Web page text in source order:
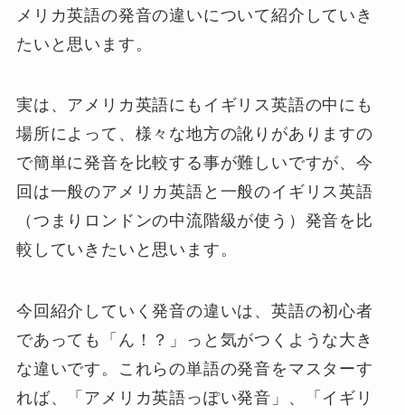
メリカ英語の発音の違いについて紹介していき
たいと思います。
実は、アメリカ英語にもイギリス英語の中にも
場所によって、様々な地方の訛りがありますの
で簡単に発音を比較する事が難しいですが、今
回は一般のアメリカ英語と一般のイギリス英語
（つまりロンドンの中流階級が使う）発音を比
較していきたいと思います。
今回紹介していく発音の違いは、英語の初心者
であっても「ん！？」っと気がつくような大き
な違いです。これらの単語の発音をマスターす
れば、「アメリカ英語っぽい発音」、「イギリ